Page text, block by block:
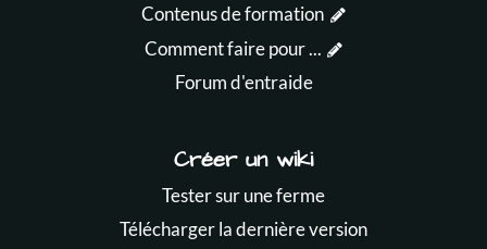
Contenus de formation
Comment faire pour ...
Forum d'entraide
Créer un wiki
Tester sur une ferme
Télécharger la dernière version